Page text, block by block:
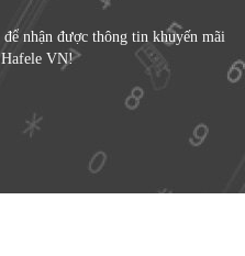
nhận được thông tin khuyến mãi
VN!